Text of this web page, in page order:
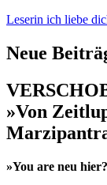
Leserin ich liebe
Neue
»Von
»You are neu